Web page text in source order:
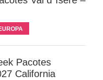
Pacotes
California